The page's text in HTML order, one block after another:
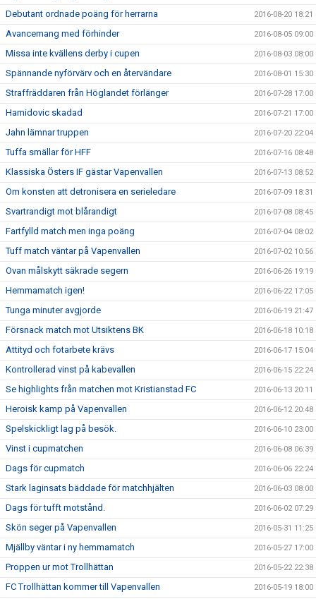
Debutant ordnade poäng för herrarna 2016-08-20 18:21
Avancemang med förhinder 2016-08-05 09:00
Missa inte kvällens derby i cupen 2016-08-03 08:00
Spännande nyförvärv och en återvändare 2016-08-01 15:30
Straffräddaren från Höglandet förlänger 2016-07-28 17:00
Hamidovic skadad 2016-07-21 17:00
Jahn lämnar truppen 2016-07-20 22:04
Tuffa smällar för HFF 2016-07-16 08:48
Klassiska Östers IF gästar Vapenvallen 2016-07-13 08:52
Om konsten att detronisera en serieledare 2016-07-09 18:31
Svartrandigt mot blårandigt 2016-07-08 08:45
Fartfylld match men inga poäng 2016-07-04 08:02
Tuff match väntar på Vapenvallen 2016-07-02 10:56
Ovan målskytt säkrade segern 2016-06-26 19:19
Hemmamatch igen! 2016-06-22 17:05
Tunga minuter avgjorde 2016-06-19 21:47
Försnack match mot Utsiktens BK 2016-06-18 10:18
Attityd och fotarbete krävs 2016-06-17 15:04
Kontrollerad vinst på kabevallen 2016-06-15 22:24
Se highlights från matchen mot Kristianstad FC 2016-06-13 20:11
Heroisk kamp på Vapenvallen 2016-06-12 20:48
Spelskickligt lag på besök. 2016-06-10 23:00
Vinst i cupmatchen 2016-06-08 06:39
Dags för cupmatch 2016-06-06 22:24
Stark laginsats bäddade för matchhjälten 2016-06-03 08:00
Dags för tufft motstånd. 2016-06-02 07:29
Skön seger på Vapenvallen 2016-05-31 11:25
Mjällby väntar i ny hemmamatch 2016-05-27 17:00
Proppen ur mot Trollhättan 2016-05-22 22:38
FC Trollhättan kommer till Vapenvallen 2016-05-19 18:00